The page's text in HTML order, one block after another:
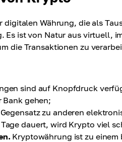
Währung, die als
Es ist von Natur aus virtuell,
die Transaktionen zu
sind auf Knopfdruck
Bank gehen;
zu anderen
dauert, wird Krypto viel
Kryptowährung ist zu einem